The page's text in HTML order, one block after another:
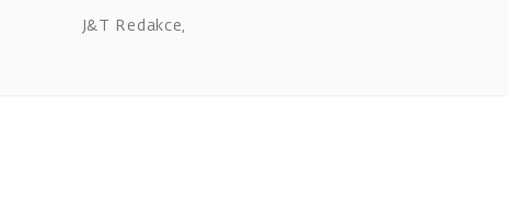
J&T Redakce,